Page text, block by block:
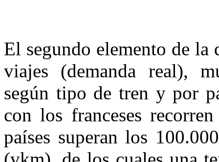
El segundo elemento de la
viajes (demanda real),
según tipo de tren y por
con los franceses
países superan los